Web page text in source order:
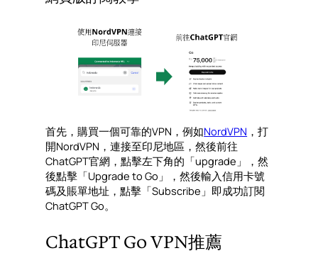
首先，購買一個可靠的VPN，例如NordVPN ，打
開NordVPN，連接至印尼地區，然後前往
ChatGPT官網，點擊左下角的「upgrade」，然
後點擊「Upgrade to Go」，然後輸入信用卡號
碼及賬單地址，點擊「Subscribe」即成功訂閱
ChatGPT Go。
ChatGPT Go VPN推薦